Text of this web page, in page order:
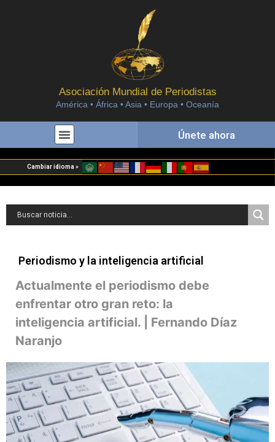
Asociación Mundial de Periodistas
América • África • Asia • Europa • Oceanía
Únete ahora
Cambiar idioma »
Periodismo y la inteligencia artificial
Actualmente el periodismo debe
enfrentar otro gran reto: la
inteligencia artificial. | Fernando Díaz
Naranjo